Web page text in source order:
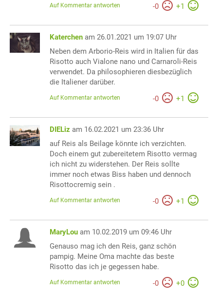
-0 +1
Auf Kommentar antworten
Katerchen am 26.01.2021 um 19:07 Uhr
Neben dem Arborio-Reis wird in Italien für das
Risotto auch Vialone nano und Carnaroli-Reis
verwendet. Da philosophieren diesbezüglich
die Italiener darüber.
-0 +1
Auf Kommentar antworten
DIELiz am 16.02.2021 um 23:36 Uhr
auf Reis als Beilage könnte ich verzichten.
Doch einem gut zubereitetem Risotto vermag
ich nicht zu widerstehen. Der Reis sollte
immer noch etwas Biss haben und dennoch
Risottocremig sein .
-0 +1
Auf Kommentar antworten
MaryLou am 10.02.2019 um 09:46 Uhr
Genauso mag ich den Reis, ganz schön
pampig. Meine Oma machte das beste
Risotto das ich je gegessen habe.
-0 +0
Auf Kommentar antworten